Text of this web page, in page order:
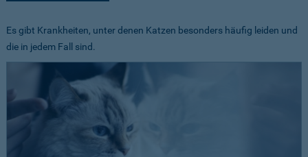
Es gibt Krankheiten, unter denen Katzen besonders häufig leiden und
die in jedem Fall sind.